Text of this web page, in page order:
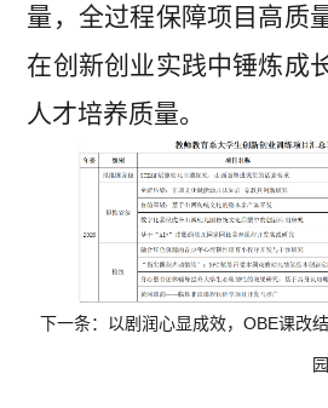
量，全过程保障项目高质
在创新创业实践中锤炼成
人才培养质量。
下一条： 以剧润心显成效，OBE课